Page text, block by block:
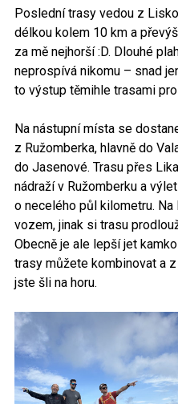
Poslední trasy vedou z
délkou kolem 10 km a
za mě nejhorší :D. Dlouhé
neprospívá nikomu – snad
to výstup těmihle trasami
Na nástupní místa se
z Ružomberka, hlavně do
do Jasenové. Trasu přes
nádraží v Ružomberku a
o necelého půl kilometru.
vozem, jinak si trasu
Obecně je ale lepší jet
trasy můžete kombinovat a
jste šli na horu.